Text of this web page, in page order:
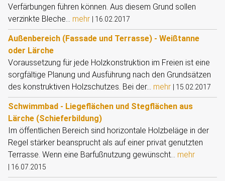
Verfärbungen führen können. Aus diesem Grund sollen
verzinkte Bleche... mehr 16.02.2017
Außenbereich (Fassade und Terrasse) - Weißtanne
oder Lärche
Voraussetzung für jede Holzkonstruktion im Freien ist eine
sorgfältige Planung und Ausführung nach den Grundsätzen
des konstruktiven Holzschutzes. Bei der... mehr 15.02.2017
Schwimmbad - Liegeflächen und Stegflächen aus
Lärche (Schieferbildung)
Im öffentlichen Bereich sind horizontale Holzbeläge in der
Regel stärker beansprucht als auf einer privat genutzten
Terrasse. Wenn eine Barfußnutzung gewünscht... mehr
16.07.2015